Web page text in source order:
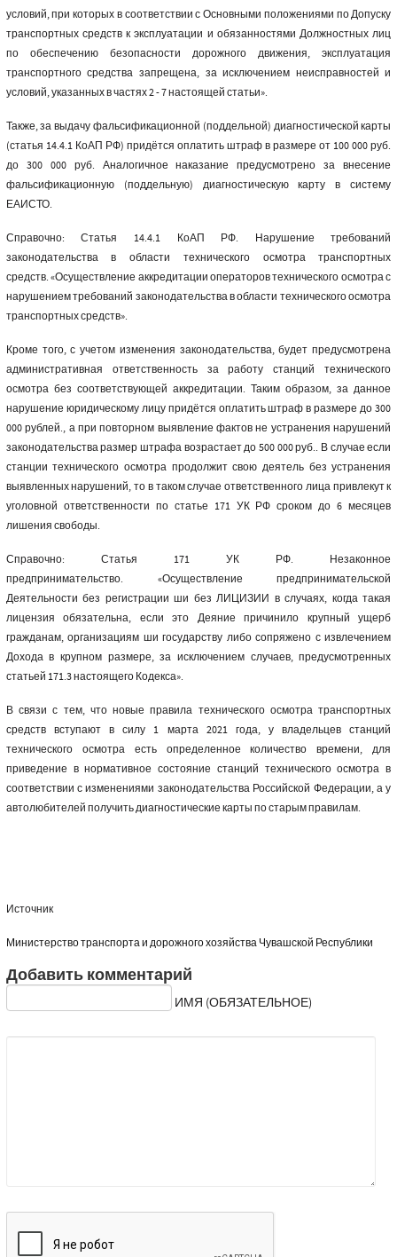
условий, при которых в соответствии с Основными положениями по Допуску
транспортных средств к эксплуатации и обязанностями Должностных лиц
по обеспечению безопасности дорожного движения, эксплуатация
транспортного средства запрещена, за исключением неисправностей и
условий, указанных в частях 2 - 7 настоящей статьи».
Также, за выдачу фальсификационной (поддельной) диагностической карты
(статья 14.4.1 КоАП РФ) придётся оплатить штраф в размере от 100 000 руб.
до 300 000 руб. Аналогичное наказание предусмотрено за внесение
фальсификационную (поддельную) диагностическую карту в систему
ЕАИСТО.
Справочно: Статья 14.4.1 КоАП РФ. Нарушение требований
законодательства в области технического осмотра транспортных
средств. «Осуществление аккредитации операторов технического осмотра с
нарушением требований законодательства в области технического осмотра
транспортных средств».
Кроме того, с учетом изменения законодательства, будет предусмотрена
административная ответственность за работу станций технического
осмотра без соответствующей аккредитации. Таким образом, за данное
нарушение юридическому лицу придётся оплатить штраф в размере до 300
000 рублей., а при повторном выявление фактов не устранения нарушений
законодательства размер штрафа возрастает до 500 000 руб.. В случае если
станции технического осмотра продолжит свою деятель без устранения
выявленных нарушений, то в таком случае ответственного лица привлекут к
уголовной ответственности по статье 171 УК РФ сроком до 6 месяцев
лишения свободы.
Справочно: Статья 171 УК РФ. Незаконное
предпринимательство. «Осуществление предпринимательской
Деятельности без регистрации ши без ЛИЦИЗИИ в случаях, когда такая
лицензия обязательна, если это Деяние причинило крупный ущерб
гражданам, организациям ши государству либо сопряжено с извлечением
Дохода в крупном размере, за исключением случаев, предусмотренных
статьей 171.3 настоящего Кодекса».
В связи с тем, что новые правила технического осмотра транспортных
средств вступают в силу 1 марта 2021 года, у владельцев станций
технического осмотра есть определенное количество времени, для
приведение в нормативное состояние станций технического осмотра в
соответствии с изменениями законодательства Российской Федерации, а у
автолюбителей получить диагностические карты по старым правилам.
Источник
Министерство транспорта и дорожного хозяйства Чувашской Республики
Добавить комментарий
ИМЯ (ОБЯЗАТЕЛЬНОЕ)